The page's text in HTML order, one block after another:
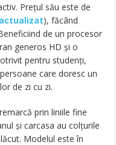
Prețul său este de
), făcând
de un procesor
generos HD și o
pentru studenți,
care doresc un
de zi cu zi.
prin liniile fine
și carcasa au colțurile
Modelul este în